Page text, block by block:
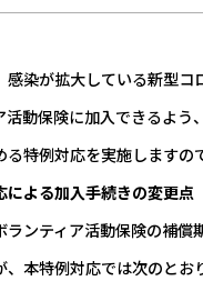
染が拡大している新型コ
活動保険に加入できるよ
る特例対応を実施しますの
による加入手続きの変更点
ランティア活動保険の補償
、本特例対応では次のとお